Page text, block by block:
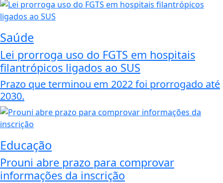
Saúde
Lei prorroga uso do FGTS em hospitais
filantrópicos ligados ao SUS
Prazo que terminou em 2022 foi prorrogado até
2030.
Educação
Prouni abre prazo para comprovar
informações da inscrição